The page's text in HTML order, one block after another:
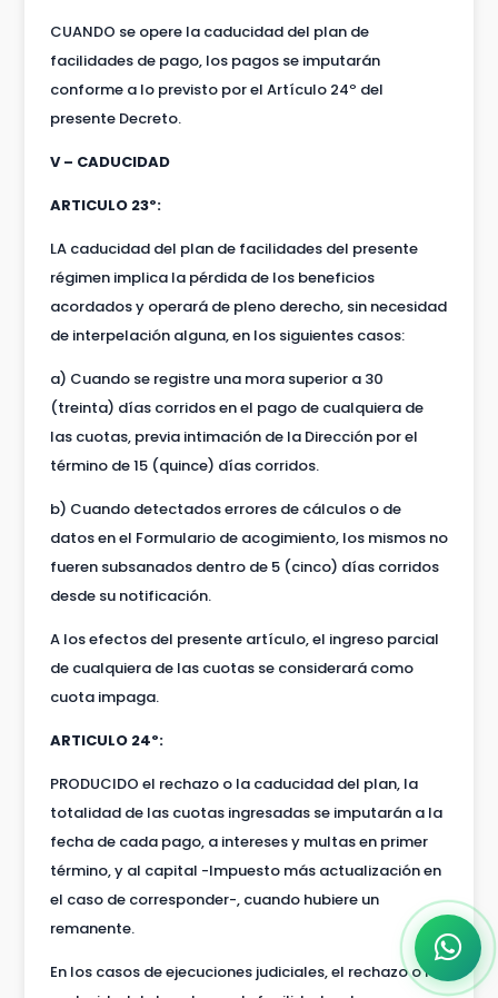
CUANDO se opere la caducidad del plan de
facilidades de pago, los pagos se imputarán
conforme a lo previsto por el Artículo 24º del
presente Decreto.
V – CADUCIDAD
ARTICULO 23º:
LA caducidad del plan de facilidades del presente
régimen implica la pérdida de los beneficios
acordados y operará de pleno derecho, sin necesidad
de interpelación alguna, en los siguientes casos:
a) Cuando se registre una mora superior a 30
(treinta) días corridos en el pago de cualquiera de
las cuotas, previa intimación de la Dirección por el
término de 15 (quince) días corridos.
b) Cuando detectados errores de cálculos o de
datos en el Formulario de acogimiento, los mismos no
fueren subsanados dentro de 5 (cinco) días corridos
desde su notificación.
A los efectos del presente artículo, el ingreso parcial
de cualquiera de las cuotas se considerará como
cuota impaga.
ARTICULO 24º:
PRODUCIDO el rechazo o la caducidad del plan, la
totalidad de las cuotas ingresadas se imputarán a la
fecha de cada pago, a intereses y multas en primer
término, y al capital -Impuesto más actualización en
el caso de corresponder-, cuando hubiere un
remanente.
En los casos de ejecuciones judiciales, el rechazo o la